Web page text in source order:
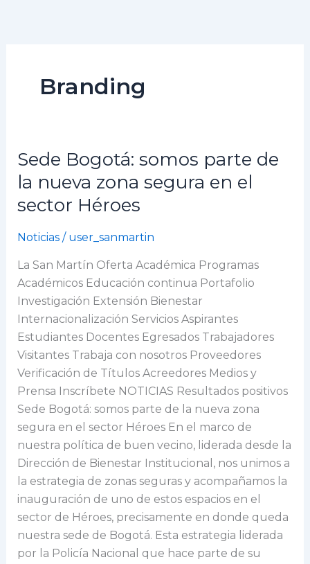
Branding
Sede Bogotá: somos parte de
la nueva zona segura en el
sector Héroes
Noticias/ user_sanmartin
La San Martín Oferta Académica Programas
Académicos Educación continua Portafolio
Investigación Extensión Bienestar
Internacionalización Servicios Aspirantes
Estudiantes Docentes Egresados Trabajadores
Visitantes Trabaja con nosotros Proveedores
Verificación de Títulos Acreedores Medios y
Prensa Inscríbete NOTICIAS Resultados positivos
Sede Bogotá: somos parte de la nueva zona
segura en el sector Héroes En el marco de
nuestra política de buen vecino, liderada desde la
Dirección de Bienestar Institucional, nos unimos a
la estrategia de zonas seguras y acompañamos la
inauguración de uno de estos espacios en el
sector de Héroes, precisamente en donde queda
nuestra sede de Bogotá. Esta estrategia liderada
por la Policía Nacional que hace parte de su
Sede
Bogotá:
somos
parte
nueva
zona
segura
en
el
sector
Héroes